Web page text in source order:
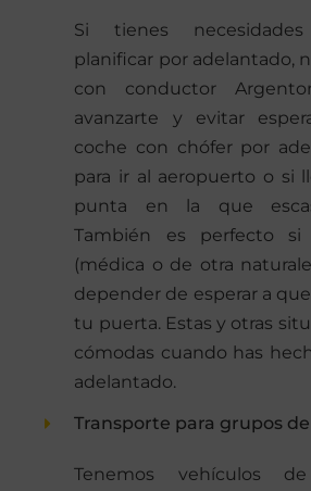
Si tienes
planificar por adelantado,
con conductor
avanzarte y evitar
coche con chófer por
para ir al aeropuerto o si
punta en la que
También es perfecto
(médica o de otra
depender de esperar a
tu puerta. Estas y otras
cómodas cuando has
adelantado.
Transporte para grupos
Tenemos vehículos